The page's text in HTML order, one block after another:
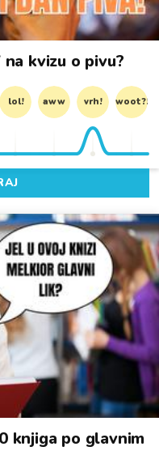
kvizu o pivu?
lol! aww vrh! woot?!
knjiga po glavnim